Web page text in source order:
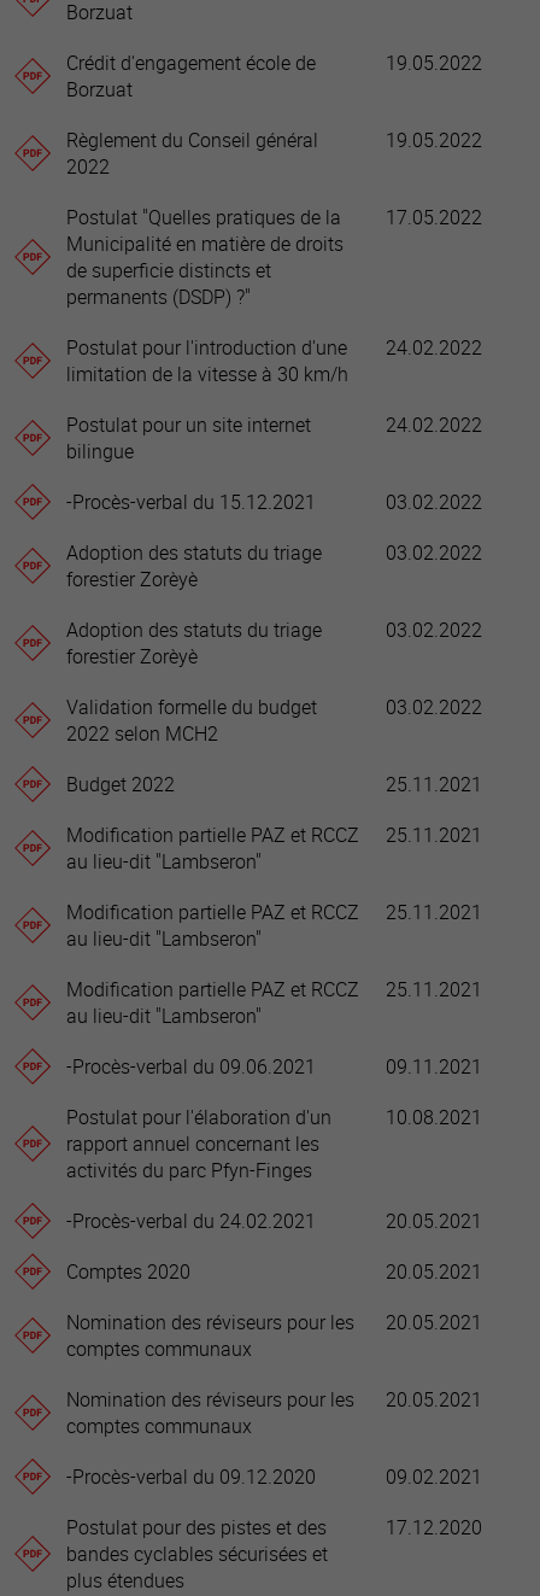
Borzuat
Crédit d'engagement école de
Borzuat
19.05.2022
Règlement du Conseil général
2022
19.05.2022
Postulat "Quelles pratiques de la
Municipalité en matière de droits
de superficie distincts et
permanents (DSDP) ?"
17.05.2022
Postulat pour l'introduction d'une
limitation de la vitesse à 30 km/h
24.02.2022
Postulat pour un site internet
bilingue
24.02.2022
-Procès-verbal du 15.12.2021
03.02.2022
Adoption des statuts du triage
forestier Zorèyè
03.02.2022
Adoption des statuts du triage
forestier Zorèyè
03.02.2022
Validation formelle du budget
2022 selon MCH2
03.02.2022
Budget 2022
25.11.2021
Modification partielle PAZ et RCCZ
au lieu-dit "Lambseron"
25.11.2021
Modification partielle PAZ et RCCZ
au lieu-dit "Lambseron"
25.11.2021
Modification partielle PAZ et RCCZ
au lieu-dit "Lambseron"
25.11.2021
-Procès-verbal du 09.06.2021
09.11.2021
Postulat pour l'élaboration d'un
rapport annuel concernant les
activités du parc Pfyn-Finges
10.08.2021
-Procès-verbal du 24.02.2021
20.05.2021
Comptes 2020
20.05.2021
Nomination des réviseurs pour les
comptes communaux
20.05.2021
Nomination des réviseurs pour les
comptes communaux
20.05.2021
-Procès-verbal du 09.12.2020
09.02.2021
Postulat pour des pistes et des
bandes cyclables sécurisées et
plus étendues
17.12.2020